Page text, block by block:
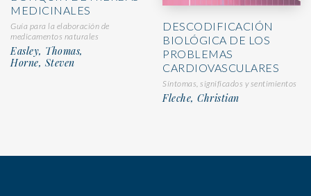
MEDICINALES
Guía para la elaboración de
medicamentos naturales
Easley, Thomas,
Horne, Steven
DESCODIFICACIÓN
BIOLÓGICA DE LOS
PROBLEMAS
CARDIOVASCULARES
Síntomas, significados y sentimientos
Fleche, Christian